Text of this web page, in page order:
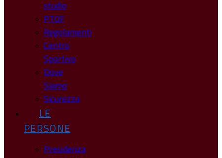
studio
PTOF
Regolamenti
Centro
Sportivo
Dove
Siamo
Sicurezza
LE
PERSONE
Presidenza